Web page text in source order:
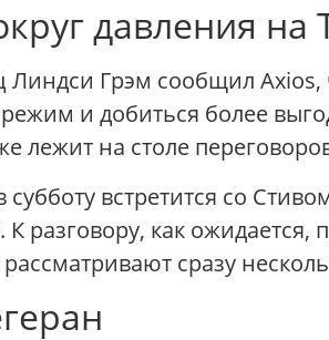
давления на
Линдси Грэм сообщил
и добиться более
лежит на столе
субботу встретится со
разговору, как
сразу